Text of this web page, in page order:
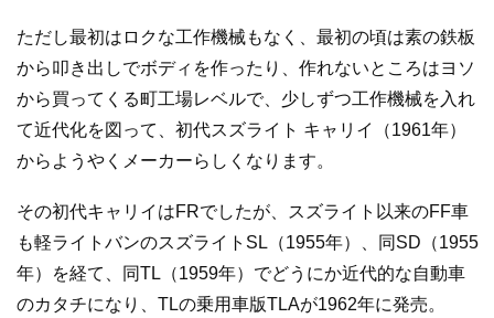
ただし最初はロクな工作機械もなく、最初の頃は素の鉄板
から叩き出しでボディを作ったり、作れないところはヨソ
から買ってくる町工場レベルで、少しずつ工作機械を入れ
て近代化を図って、初代スズライト キャリイ（1961年）
からようやくメーカーらしくなります。
その初代キャリイはFRでしたが、スズライト以来のFF車
も軽ライトバンのスズライトSL（1955年）、同SD（1955
年）を経て、同TL（1959年）でどうにか近代的な自動車
のカタチになり、TLの乗用車版TLAが1962年に発売。